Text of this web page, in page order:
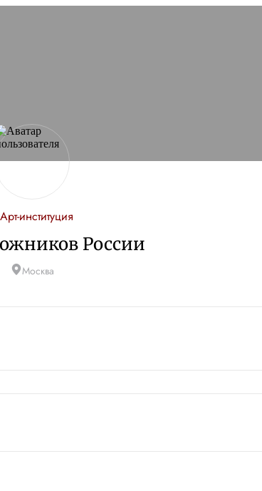
Арт-институция
России
Москва